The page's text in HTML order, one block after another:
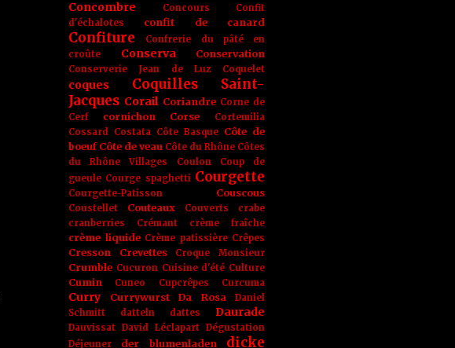
Concombre Concours
Confit
d'échalotes
confit de canard
Confiture
Confrerie du pâté en
croûte
Conserva Conservation
Conserverie Jean de Luz Coquelet
coques
Coquilles Saint-
Jacques Corail Coriandre Corne de
Cerf
cornichon Corse
Cortemilia
Cossard Costata Côte Basque Côte de
boeuf Côte de veau Côte du Rhône Côtes
du Rhône Villages
Coulon
Coup de
gueule Courge spaghetti Courgette
Courgette-Patisson Couscous
Coustellet Couteaux Couverts
crabe
cranberries
Crémant crème fraîche
crème liquide Crème patissière Crêpes
Cresson Crevettes Croque Monsieur
Crumble Cucuron Cuisine d'été Culture
Cumin Cuneo Cupcrêpes Curcuma
Curry Currywurst Da Rosa
Daniel
Schmitt
datteln dattes Daurade
Dauvissat David Léclapart Dégustation
Déjeuner
der blumenladen dicke